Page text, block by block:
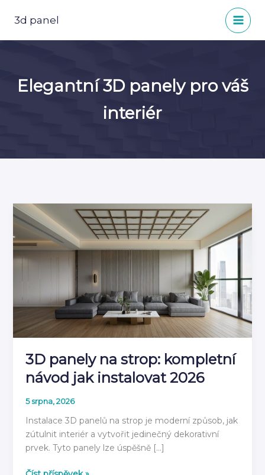
3d panel
Elegantní 3D panely pro váš
interiér
3D panely na strop: kompletní
návod jak instalovat 2026
5 srpna, 2026
Instalace 3D panelů na strop je moderní způsob, jak
zútulnit interiér a vytvořit jedinečný dekorativní
prvek. Tyto panely lze úspěšně […]